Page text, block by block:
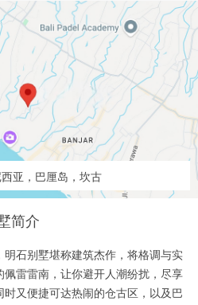
亚，巴厘岛，坎古
简介
石别墅堪称建筑杰作，将格调与实
佩雷雷南，让你避开人潮纷扰，尽享
又便捷可达热闹的仓古区，以及巴